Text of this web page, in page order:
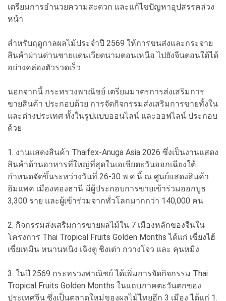
เตรียมการอำนวยความสะดวก และแก้ไขปัญหาอุปสรรคล่วง
หน้า
สำหรับฤดูกาลผลไม้ประจำปี 2569 ให้การขนส่งและกระจาย
สินค้าผ่านด่านชายแดนเวียดนามตอนเหนือ ไปยังจีนตอนใต้ได้
อย่างคล่องตัวรวดเร็ว
นอกจากนี้ กระทรวงพาณิชย์ เตรียมมาตรการส่งเสริมการ
ขายสินค้า ประกอบด้วย การจัดกิจกรรมส่งเสริมการขายทั้งใน
และต่างประเทศ ทั้งในรูปแบบออนไลน์ และออฟไลน์ ประกอบ
ด้วย
1. งานแสดงสินค้า Thaifex-Anuga Asia 2026 ซึ่งเป็นงานแสดง
สินค้าด้านอาหารที่ใหญ่ที่สุดในเอเชียตะวันออกเฉียงใต้
กำหนดจัดขึ้นระหว่างวันที่ 26-30 พ.ค.นี้ ณ ศูนย์แสดงสินค้า
อิมแพค เมืองทองธานี มีผู้ประกอบการขายเข้าร่วมออกบูธ
3,300 ราย และผู้เข้าร่วมจากทั่วโลกมากกว่า 140,000 คน
2. กิจกรรมส่งเสริมการขายผลไม้ใน 7 เมืองหลักของจีนใน
โครงการ Thai Tropical Fruits Golden Months ได้แก่ เซี่ยงไฮ้
เซี่ยเหมิน หนานหนิง เฉิงตู ชิงเต่า กวางโจว และ คุนหมิง
3. ในปี 2569 กระทรวงพาณิชย์ ได้เพิ่มการจัดกิจกรรม Thai
Tropical Fruits Golden Months ในแถบภาคตะวันตกของ
ประเทศจีน ซึ่งเป็นตลาดใหม่ของผลไม้ไทยอีก 3 เมือง ได้แก่ 1.